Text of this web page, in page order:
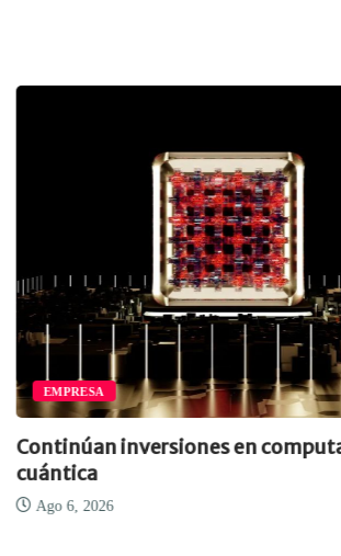
EMPRESA
Continúan inversiones en
cuántica
Ago 6, 2026